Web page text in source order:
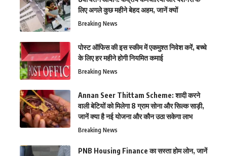
लिए अगले कुछ महीने बेहद अहम, जानें क्यों
Breaking News
पोस्ट ऑफिस की इस स्कीम में एकमुश्त निवेश करें, बच्चे
के लिए हर महीने होगी नियमित कमाई
Breaking News
Annan Seer Thittam Scheme: शादी करने
वाली बेटियों को मिलेगा 8 ग्राम सोना और सिल्क साड़ी,
जानें क्या है नई योजना और कौन उठा सकेगा लाभ
Breaking News
PNB Housing Finance का सस्ता होम लोन, जानें